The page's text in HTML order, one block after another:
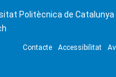
Politècnica de Catalunya
Contacte Accessibilitat